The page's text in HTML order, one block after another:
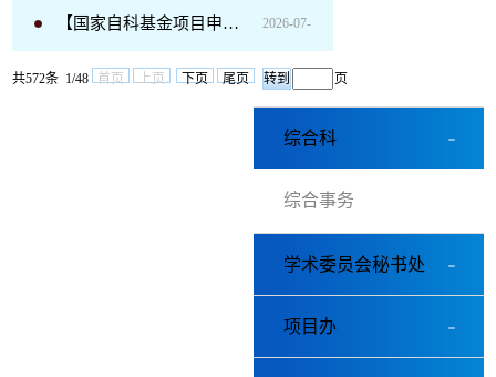
02
【国家自科基金项目申报】 关于发布国家自然科学基金委员会化学科学部2026年度专项项目（科技活动项目）的通告 2026-07-
共572条 1/48 首页 上页 下页 尾页 页
综合科
综合事务
学术委员会秘书处
项目办